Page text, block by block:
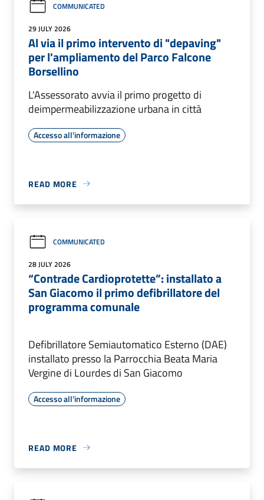
COMMUNICATED
29 JULY 2026
Al via il primo intervento di "depaving"
per l'ampliamento del Parco Falcone
Borsellino
L'Assessorato avvia il primo progetto di
deimpermeabilizzazione urbana in città
Accesso all'informazione
READ MORE
COMMUNICATED
28 JULY 2026
“Contrade Cardioprotette”: installato a
San Giacomo il primo defibrillatore del
programma comunale
Defibrillatore Semiautomatico Esterno (DAE)
installato presso la Parrocchia Beata Maria
Vergine di Lourdes di San Giacomo
Accesso all'informazione
READ MORE